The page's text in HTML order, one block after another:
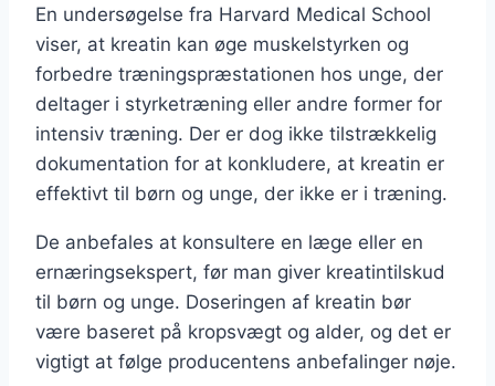
En undersøgelse fra Harvard Medical School
viser, at kreatin kan øge muskelstyrken og
forbedre træningspræstationen hos unge, der
deltager i styrketræning eller andre former for
intensiv træning. Der er dog ikke tilstrækkelig
dokumentation for at konkludere, at kreatin er
effektivt til børn og unge, der ikke er i træning.
De anbefales at konsultere en læge eller en
ernæringsekspert, før man giver kreatintilskud
til børn og unge. Doseringen af kreatin bør
være baseret på kropsvægt og alder, og det er
vigtigt at følge producentens anbefalinger nøje.